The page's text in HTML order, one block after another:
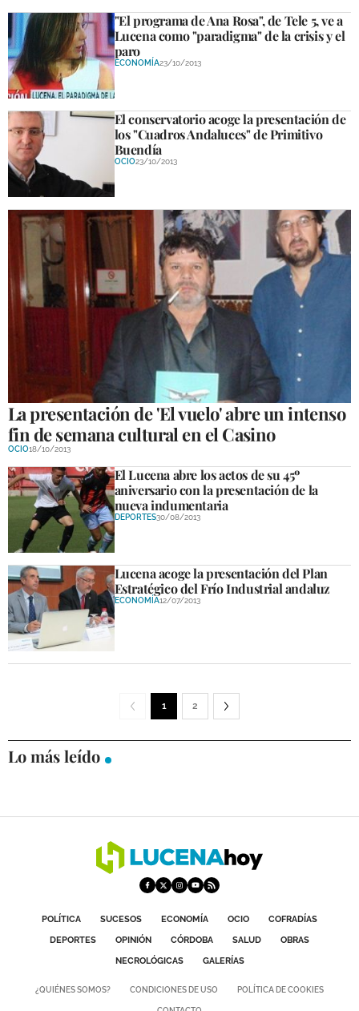
"El programa de Ana Rosa", de Tele 5, ve a
Lucena como "paradigma" de la crisis y el
paro
ECONOMÍA23/10/2013
El conservatorio acoge la presentación de
los "Cuadros Andaluces" de Primitivo
Buendía
OCIO23/10/2013
La presentación de 'El vuelo' abre un intenso
fin de semana cultural en el Casino
OCIO18/10/2013
El Lucena abre los actos de su 45º
aniversario con la presentación de la
nueva indumentaria
DEPORTES30/08/2013
Lucena acoge la presentación del Plan
Estratégico del Frío Industrial andaluz
ECONOMÍA12/07/2013
1 2
Lo más leído
POLÍTICA SUCESOS ECONOMÍA OCIO
COFRADÍAS
DEPORTES
OPINIÓN CÓRDOBA SALUD
OBRAS
NECROLÓGICAS
GALERÍAS
¿QUIÉNES SOMOS? CONDICIONES DE USO POLÍTICA DE COOKIES